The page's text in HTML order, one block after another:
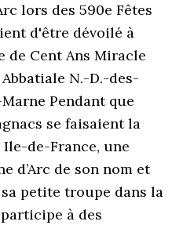
lors des 590e Fêtes
d'être dévoilé à
Cent Ans Miracle
Abbatiale N.-D.-des-
Pendant que
se faisaient la
de-France, une
d’Arc de son nom et
petite troupe dans la
à des